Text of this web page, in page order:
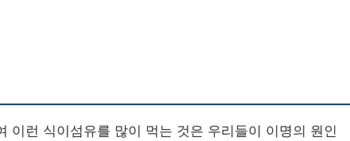
이런 식이섬유를 많이 먹는 것은 우리들이 이명의 원인